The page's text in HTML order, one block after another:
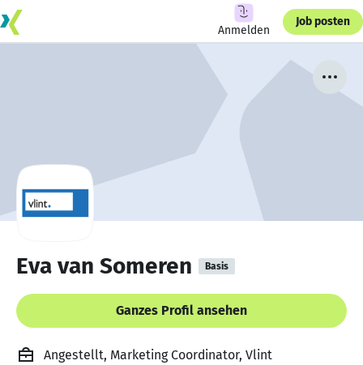
Anmelden
Job posten
Eva van Someren Basis
Ganzes Profil ansehen
Angestellt, Marketing Coordinator, Vlint